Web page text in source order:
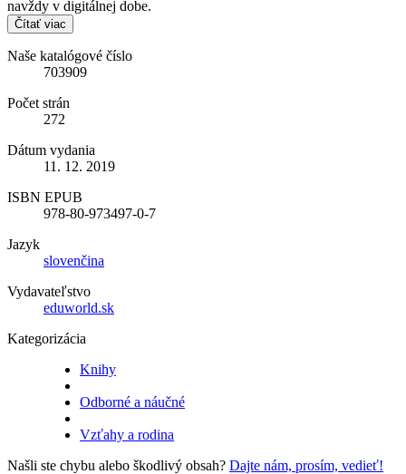
navždy v digitálnej dobe.
Čítať viac
Naše katalógové číslo
703909
Počet strán
272
Dátum vydania
11. 12. 2019
ISBN EPUB
978-80-973497-0-7
Jazyk
slovenčina
Vydavateľstvo
eduworld.sk
Kategorizácia
Knihy
Odborné a náučné
Vzťahy a rodina
Našli ste chybu alebo škodlivý obsah? Dajte nám, prosím, vedieť!